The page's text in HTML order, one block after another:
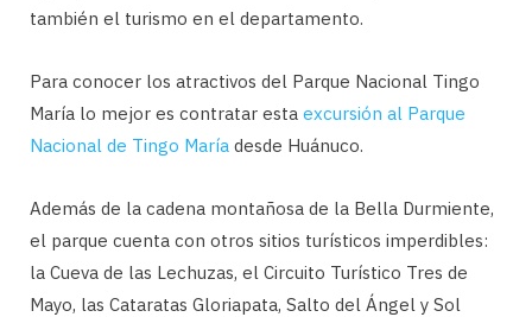
también el turismo en el departamento.
Para conocer los atractivos del Parque Nacional Tingo
María lo mejor es contratar esta excursión al Parque
Nacional de Tingo María desde Huánuco.
Además de la cadena montañosa de la Bella Durmiente,
el parque cuenta con otros sitios turísticos imperdibles:
la Cueva de las Lechuzas, el Circuito Turístico Tres de
Mayo, las Cataratas Gloriapata, Salto del Ángel y Sol